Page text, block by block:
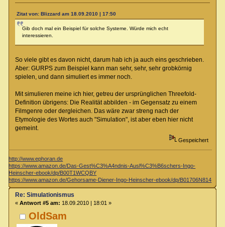
Zitat von: Blizzard am 18.09.2010 | 17:50
Gib doch mal ein Beispiel für solche Systeme. Würde mich echt
interessieren.
So viele gibt es davon nicht, darum hab ich ja auch eins geschrieben.
Aber: GURPS zum Beispiel kann man sehr, sehr, sehr grobkörnig
spielen, und dann simuliert es immer noch.
Mit simulieren meine ich hier, getreu der ursprünglichen Threefold-
Definition übrigens: Die Realität abbilden - im Gegensatz zu einem
Filmgenre oder dergleichen. Das wäre zwar streng nach der
Etymologie des Wortes auch "Simulation", ist aber eben hier nicht
gemeint.
Gespeichert
http://www.ephoran.de
https://www.amazon.de/Das-Gest%C3%A4ndnis-Ausl%C3%B6schers-Ingo-
Heinscher-ebook/dp/B00T1WCQBY
https://www.amazon.de/Gehorsame-Diener-Ingo-Heinscher-ebook/dp/B01706N814
OldSam
Re: Simulationismus
« Antwort #5 am: 18.09.2010 | 18:01 »